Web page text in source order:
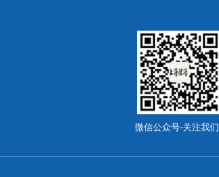
微信公众号-关注我们